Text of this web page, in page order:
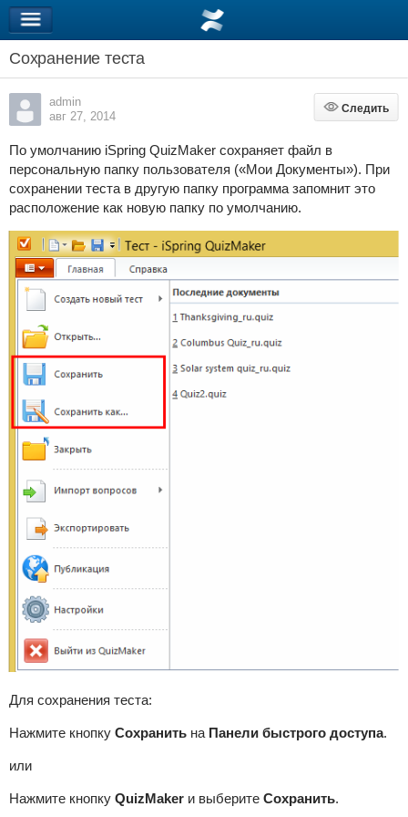
Сохранение теста
admin
авг 27, 2014
Следить
Следить
По умолчанию iSpring QuizMaker сохраняет файл в
персональную папку пользователя («Мои Документы»). При
сохранении теста в другую папку программа запомнит это
расположение как новую папку по умолчанию.
Для сохранения теста:
Нажмите кнопку Сохранитьна Панели быстрого доступа.
или
Нажмите кнопку QuizMakerи выберите Сохранить.